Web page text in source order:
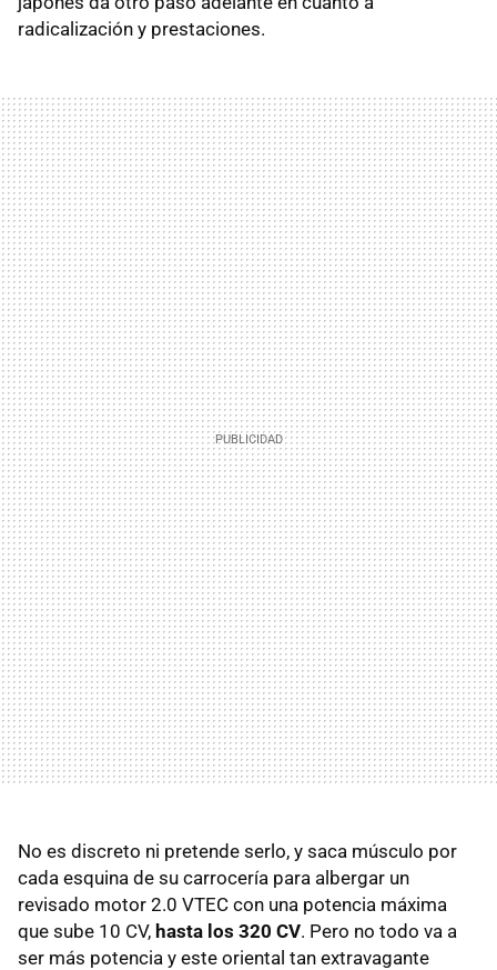
radicalización y prestaciones.
No es discreto ni pretende serlo, y saca músculo por
cada esquina de su carrocería para albergar un
revisado motor 2.0 VTEC con una potencia máxima
que sube 10 CV, hasta los 320 CV. Pero no todo va a
ser más potencia y este oriental tan extravagante